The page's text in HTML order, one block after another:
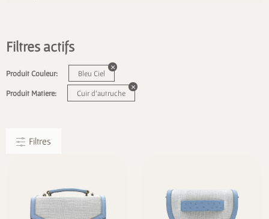
Filtres actifs
Produit Couleur: Bleu Ciel
Produit Matiere: Cuir d'autruche
Filtres